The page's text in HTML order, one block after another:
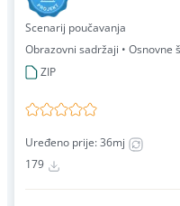
Scenarij poučavanja
Obrazovni sadržaji • Osnovne
ZIP
Uređeno prije: 36mj
179